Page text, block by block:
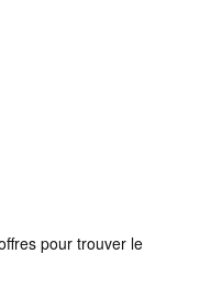
pour trouver le